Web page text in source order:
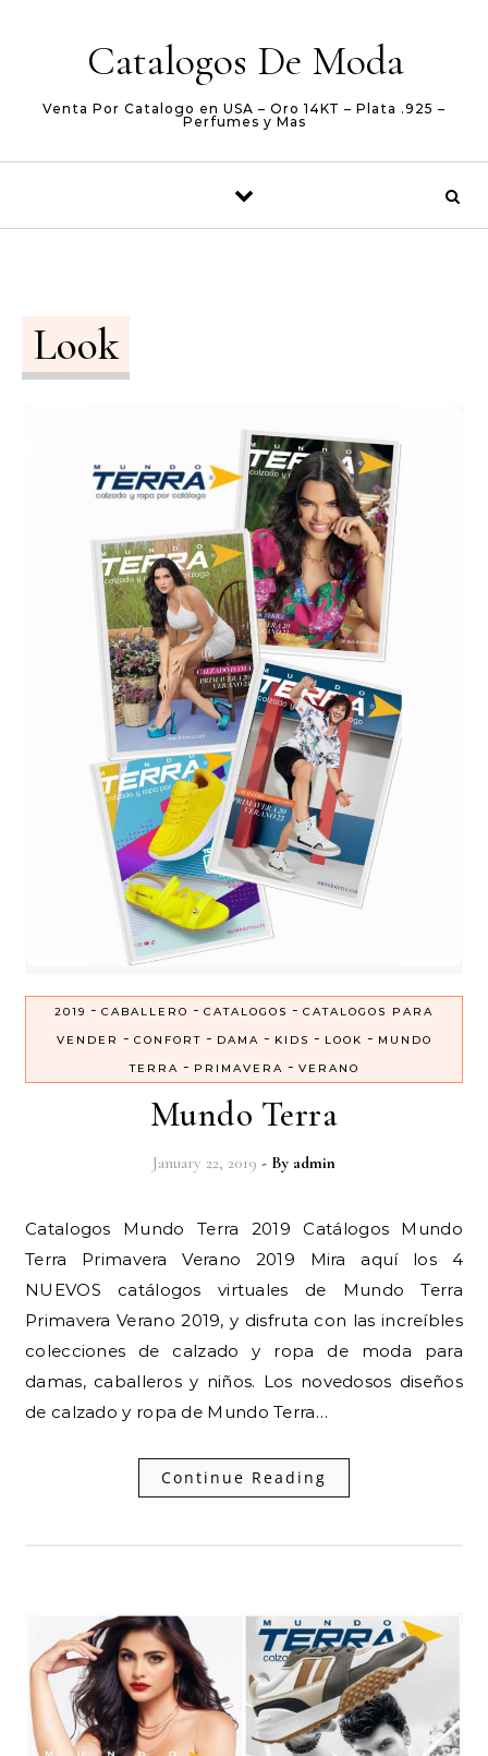
Catalogos De Moda
Venta Por Catalogo en USA – Oro 14KT – Plata .925 –
Perfumes y Mas
Look
2019 - CABALLERO - CATALOGOS - CATALOGOS PARA
VENDER
- CONFORT - DAMA - KIDS - LOOK - MUNDO
TERRA - PRIMAVERA - VERANO
Mundo Terra
January 22, 2019 - By admin
Catalogos Mundo Terra 2019 Catálogos Mundo
Terra Primavera Verano 2019 Mira aquí los 4
NUEVOS catálogos virtuales de Mundo Terra
Primavera Verano 2019, y disfruta con las increíbles
colecciones de calzado y ropa de moda para
damas, caballeros y niños. Los novedosos diseños
de calzado y ropa de Mundo Terra…
Continue Reading